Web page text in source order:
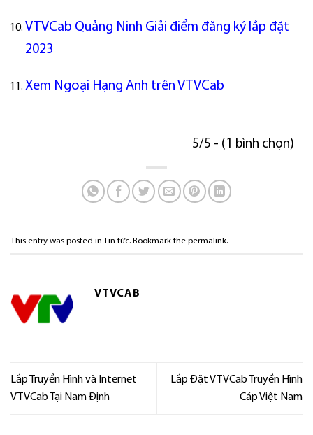
VTVCab Quảng Ninh Giải điểm đăng ký lắp đặt
2023
Xem Ngoại Hạng Anh trên VTVCab
5/5 - (1 bình chọn)
This entry was posted in Tin tức. Bookmark the permalink.
VTVCAB
Lắp Truyền Hình và Internet
VTVCab Tại Nam Định
Lắp Đặt VTVCab Truyền Hình
Cáp Việt Nam